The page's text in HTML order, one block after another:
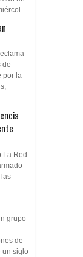
de
por la
La Red
las
grupo
de
un siglo